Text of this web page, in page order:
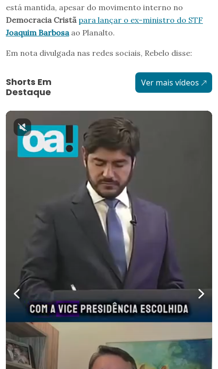
está mantida, apesar do movimento interno no
Democracia Cristã para lançar o ex-ministro do STF
Joaquim Barbosaao Planalto.
Em nota divulgada nas redes sociais, Rebelo disse:
Shorts Em
Destaque
Ver mais vídeos